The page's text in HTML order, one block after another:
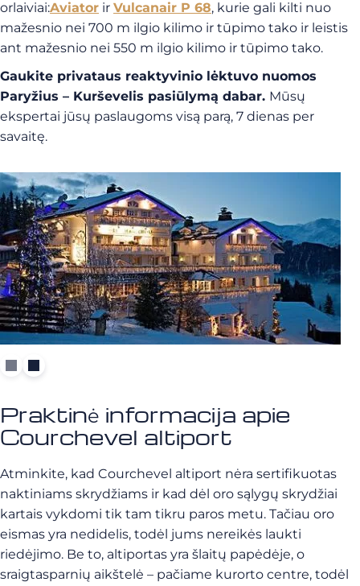
orlaiviai:Aviator ir Vulcanair P 68, kurie gali kilti nuo
mažesnio nei 700 m ilgio kilimo ir tūpimo tako ir leistis
ant mažesnio nei 550 m ilgio kilimo ir tūpimo tako.
Gaukite privataus reaktyvinio lėktuvo nuomos
Paryžius – Kurševelis pasiūlymą dabar. Mūsų
ekspertai jūsų paslaugoms visą parą, 7 dienas per
savaitę.
Praktinė informacija apie
Courchevel altiport
Atminkite, kad Courchevel altiport nėra sertifikuotas
naktiniams skrydžiams ir kad dėl oro sąlygų skrydžiai
kartais vykdomi tik tam tikru paros metu. Tačiau oro
eismas yra nedidelis, todėl jums nereikės laukti
riedėjimo. Be to, altiportas yra šlaitų papėdėje, o
sraigtasparnių aikštelė – pačiame kurorto centre, todėl